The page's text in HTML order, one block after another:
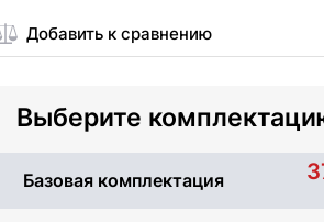
Добавить к сравнению
Выберите
Базовая комплектация